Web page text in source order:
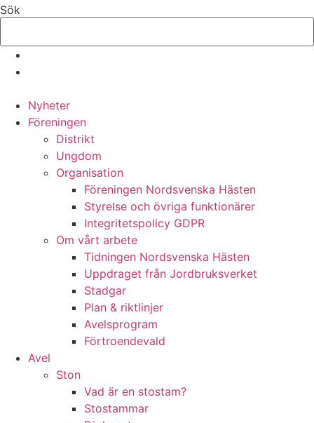
Hoppa
innehåll
Sök
Nyheter
Föreningen
Distrikt
Ungdom
Organisation
Föreningen Nordsvenska Hästen
Styrelse och övriga funktionärer
Integritetspolicy GDPR
Om vårt arbete
Tidningen Nordsvenska Hästen
Uppdraget från Jordbruksverket
Stadgar
Plan & riktlinjer
Avelsprogram
Förtroendevald
Avel
Ston
Vad är en stostam?
Stostammar